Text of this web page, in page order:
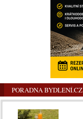
PORADNA BYDLENÍ.CZ